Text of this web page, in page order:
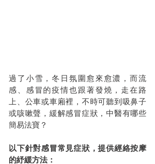
過了小雪，冬日氛圍愈來愈濃，而流
感、感冒的疫情也跟著發燒，走在路
上、公車或車廂裡，不時可聽到吸鼻子
或咳嗽聲，緩解感冒症狀，中醫有哪些
簡易法寶？
以下針對感冒常見症狀，提供經絡按摩
的紓緩方法：